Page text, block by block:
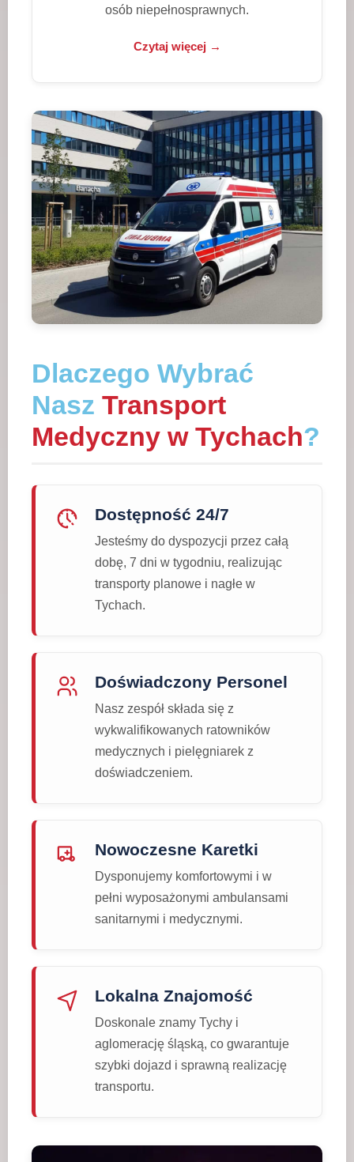
osób niepełnosprawnych.
Czytaj więcej →
Dlaczego Wybrać
Nasz Transport
Medyczny w Tychach?
Dostępność 24/7
Jesteśmy do dyspozycji przez całą
dobę, 7 dni w tygodniu, realizując
transporty planowe i nagłe w
Tychach.
Doświadczony Personel
Nasz zespół składa się z
wykwalifikowanych ratowników
medycznych i pielęgniarek z
doświadczeniem.
Nowoczesne Karetki
Dysponujemy komfortowymi i w
pełni wyposażonymi ambulansami
sanitarnymi i medycznymi.
Lokalna Znajomość
Doskonale znamy Tychy i
aglomerację śląską, co gwarantuje
szybki dojazd i sprawną realizację
transportu.